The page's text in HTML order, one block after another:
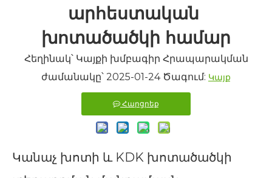
արհեստական ​​
խոտածածկի համար
Հեղինակ՝ Կայքի խմբագիր Հրապարակման
ժամանակը՝ 2025-01-24 Ծագում: Կայք
Հարցրեք
Կանաչ խոտի և KDK խոտածածկի